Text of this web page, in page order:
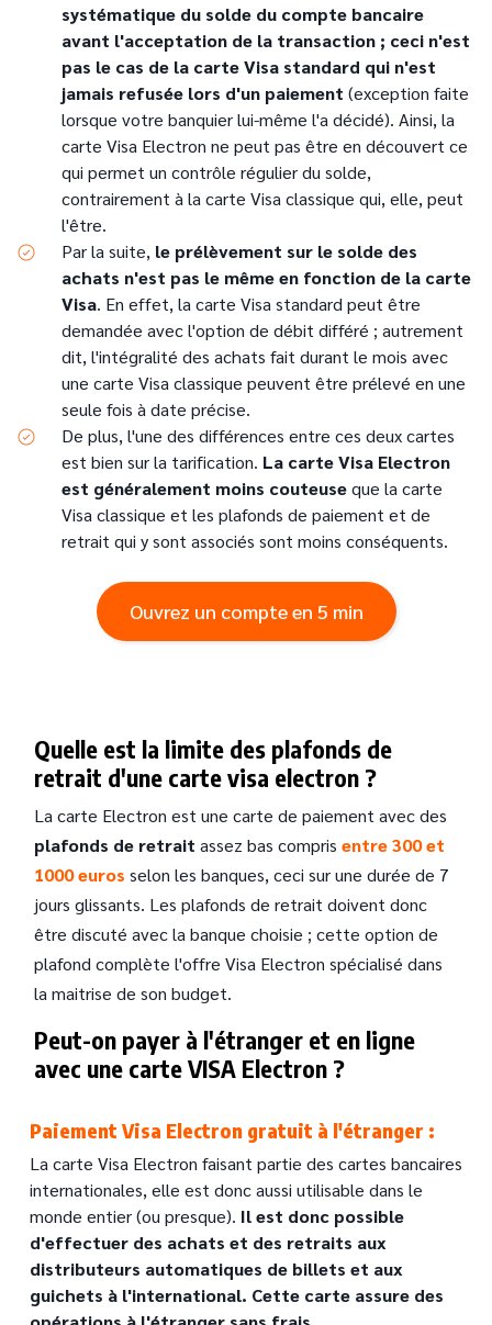
systématique du solde du compte bancaire
avant l'acceptation de la transaction ; ceci n'est
pas le cas de la carte Visa standard qui n'est
jamais refusée lors d'un paiement (exception faite
lorsque votre banquier lui-même l'a décidé). Ainsi, la
carte Visa Electron ne peut pas être en découvert ce
qui permet un contrôle régulier du solde,
contrairement à la carte Visa classique qui, elle, peut
l'être.
Par la suite, le prélèvement sur le solde des
achats n'est pas le même en fonction de la carte
Visa. En effet, la carte Visa standard peut être
demandée avec l'option de débit différé ; autrement
dit, l'intégralité des achats fait durant le mois avec
une carte Visa classique peuvent être prélevé en une
seule fois à date précise.
De plus, l'une des différences entre ces deux cartes
est bien sur la tarification. La carte Visa Electron
est généralement moins couteuseque la carte
Visa classique et les plafonds de paiement et de
retrait qui y sont associés sont moins conséquents.
Ouvrez un compte en 5 min
Quelle est la limite des plafonds de
retrait d'une carte visa electron ?
La carte Electron est une carte de paiement avec des
plafonds de retrait assez bas compris entre 300 et
1000 euros selon les banques, ceci sur une durée de 7
jours glissants. Les plafonds de retrait doivent donc
être discuté avec la banque choisie ; cette option de
plafond complète l'offre Visa Electron spécialisé dans
la maitrise de son budget.
Peut-on payer à l'étranger et en ligne
avec une carte VISA Electron ?
Text
Paiement Visa Electron gratuit à l'étranger :
La carte Visa Electron faisant partie des cartes bancaires
internationales, elle est donc aussi utilisable dans le
monde entier (ou presque). Il est donc possible
d'effectuer des achats et des retraits aux
distributeurs automatiques de billets et aux
guichets à l'international. Cette carte assure des